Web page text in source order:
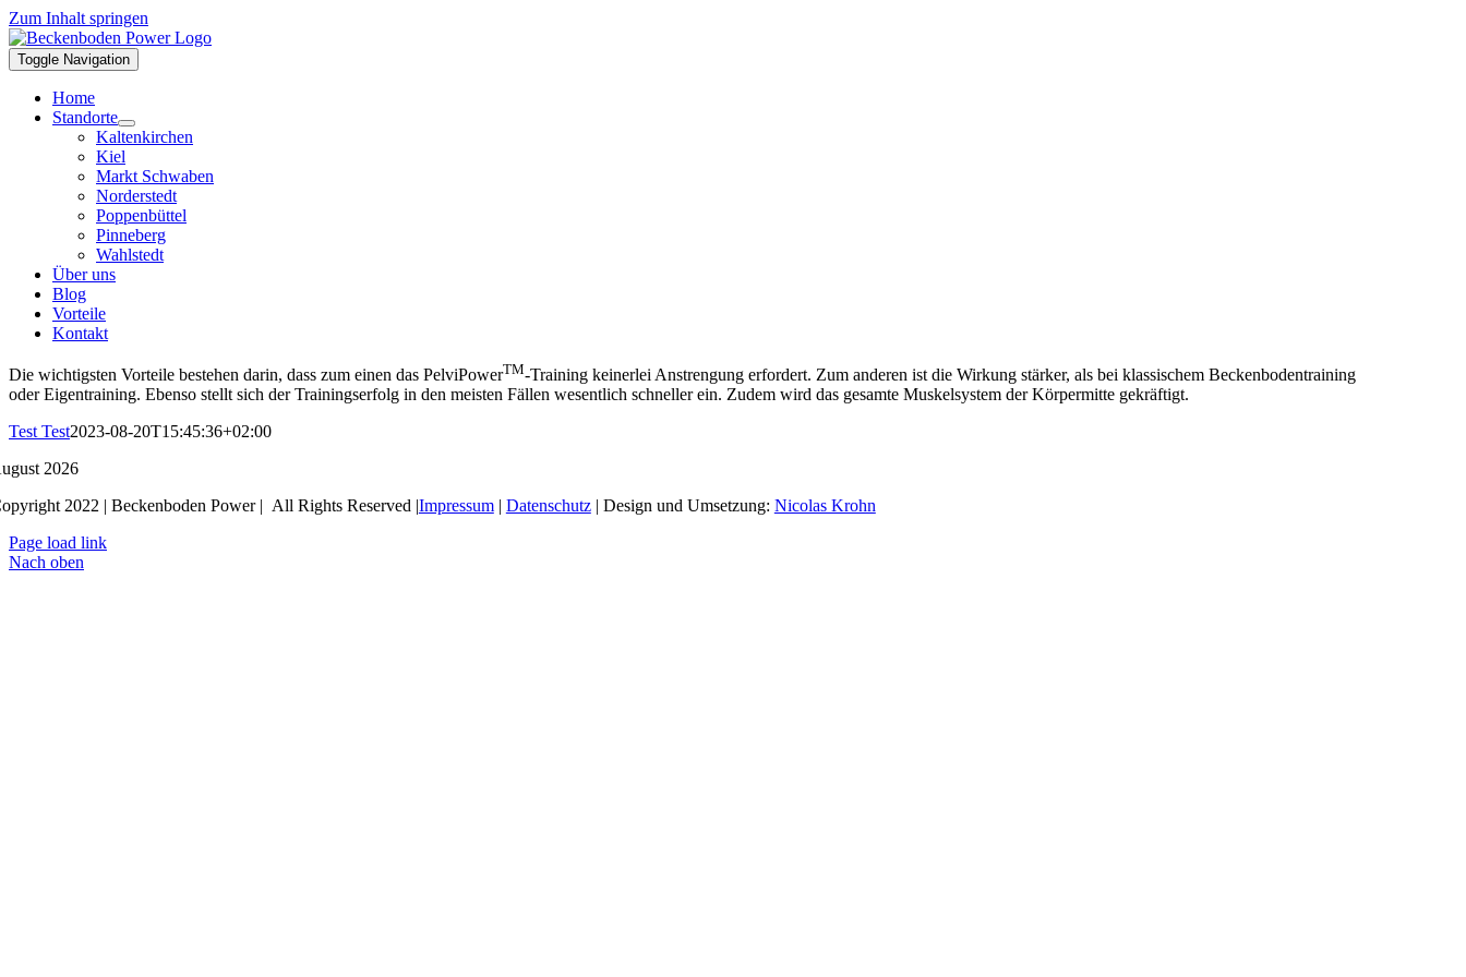
Zum Inhalt springen
Toggle Navigation
Home
Standorte
Kaltenkirchen
Kiel
Markt Schwaben
Norderstedt
Poppenbüttel
Pinneberg
Wahlstedt
Über uns
Blog
Vorteile
Kontakt
Die wichtigsten Vorteile bestehen darin, dass zum einen das PelviPowerTM-Training keinerlei Anstrengung erfordert. Zum anderen ist die Wirkung stärker, als bei klassischem Beckenbodentraining
oder Eigentraining. Ebenso stellt sich der Trainingserfolg in den meisten Fällen wesentlich schneller ein. Zudem wird das gesamte Muskelsystem der Körpermitte gekräftigt.
Test Test2023-08-20T15:45:36+02:00
2026
2022 | Beckenboden Power | All Rights Reserved |Impressum| Datenschutz| Design und Umsetzung: Nicolas Krohn
Page load link
Nach oben